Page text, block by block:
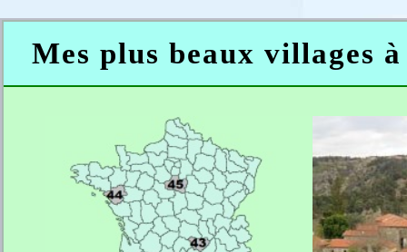
Mes plus beaux villages